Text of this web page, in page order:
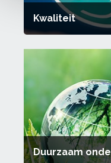
Kwaliteit
Duurzaam